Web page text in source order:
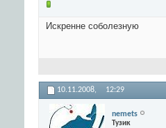
Искренне соболезную
10.11.2008, 12:29
nemets
Тузик